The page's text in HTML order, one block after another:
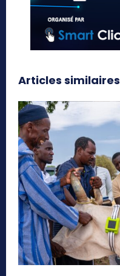
Articles similaires